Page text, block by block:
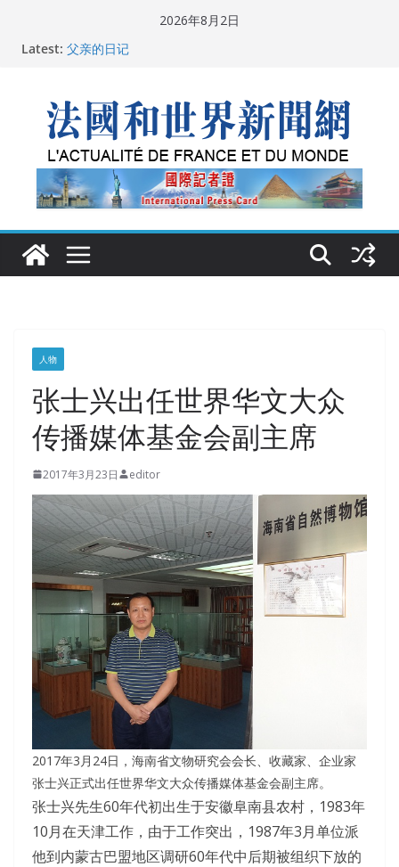
2026年8月2日
Latest: 父亲的日记
“没有空调的欧洲”：一场被放大的无知
从一杯沉香叶茶到一缕海南天香：加拿大茶艺师邓岚月
海南沉香文化考察纪行
人物
张士兴出任世界华文大众
传播媒体基金会副主席
2017年3月23日 editor
2017年3月24日，海南省文物研究会会长、收藏家、企业家
张士兴正式出任世界华文大众传播媒体基金会副主席。
张士兴先生60年代初出生于安徽阜南县农村，1983年
10月在天津工作，由于工作突出，1987年3月单位派
他到内蒙古巴盟地区调研60年代中后期被组织下放的